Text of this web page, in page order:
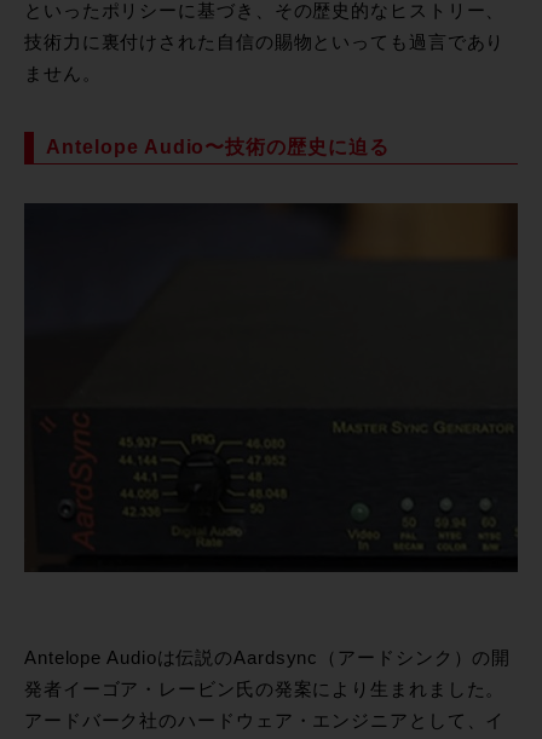
といったポリシーに基づき、その歴史的なヒストリー、
技術力に裏付けされた自信の賜物といっても過言であり
ません。
Antelope Audio〜技術の歴史に迫る
Antelope Audioは伝説のAardsync（アードシンク）の開
発者イーゴア・レービン氏の発案により生まれました。
アードバーク社のハードウェア・エンジニアとして、イ